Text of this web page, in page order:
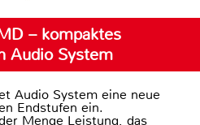
– kompaktes
Audio System
Audio System eine neue
Endstufen ein.
Menge Leistung, das